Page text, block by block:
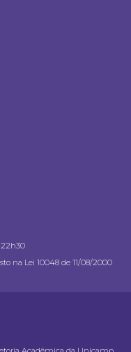
na Lei 10048 de 11/08/2000